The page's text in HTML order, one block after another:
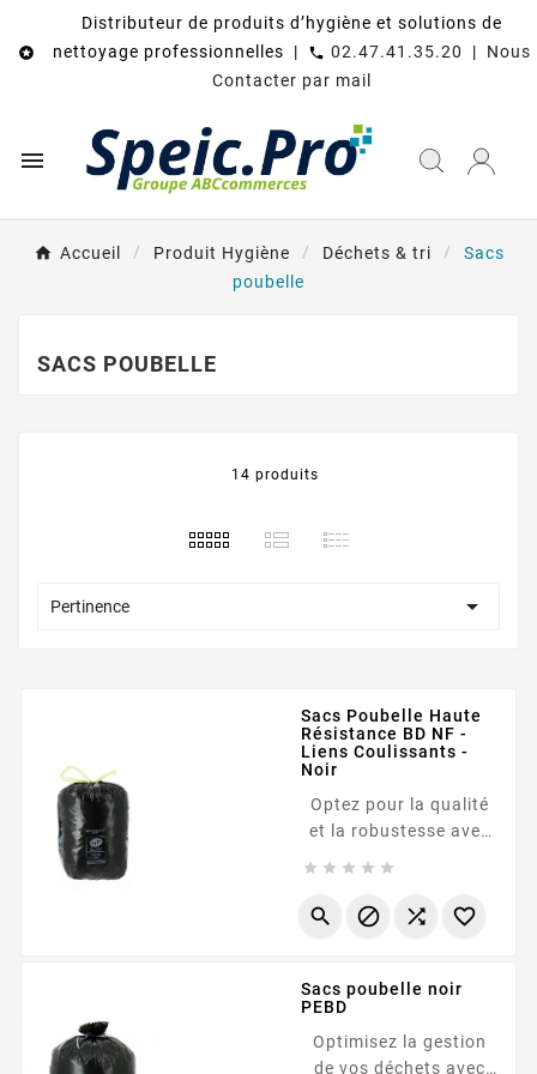

Distributeur de produits d’hygiène et solutions de
nettoyage professionnelles |
call 02.47.41.35.20 | Nous
Contacter par mail

Accueil Produit Hygiène Déchets & tri
Sacs
poubelle
SACS POUBELLE
14 produits
Pertinence 
Sacs Poubelle Haute
Résistance BD NF -
Liens Coulissants -
Noir
Optez pour la qualité
et la robustesse avec
notre gamme de sacs
NF . Fabriqués en
offrent une excellente
résistance à la
perforation et à la
déchirure. Grâce à leur
    
   
Sacs poubelle noir
PEBD
Optimisez la gestion
de vos déchets avec